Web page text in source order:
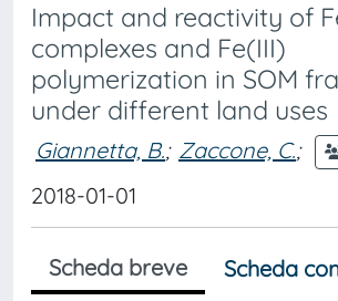
Impact and reactivity of
complexes and Fe(III)
polymerization in SOM
under different land uses
Giannetta, B.; Zaccone, C.;
2018-01-01
Scheda breve
Scheda